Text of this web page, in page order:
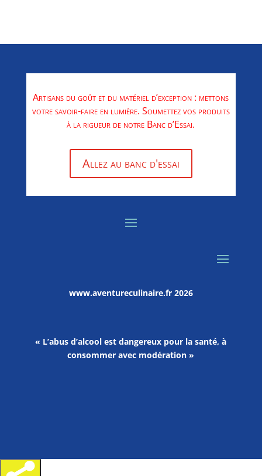
Artisans du goût et du matériel d’exception : mettons
votre savoir-faire en lumière. Soumettez vos produits
à la rigueur de notre Banc d’Essai.
Allez au banc d'essai
www.aventureculinaire.fr2026
« L’abus d’alcool est dangereux pour la santé, à
consommer avec modération »